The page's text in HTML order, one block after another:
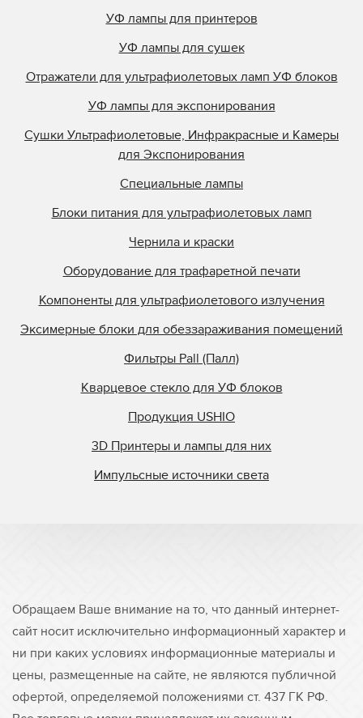
УФ лампы для принтеров
УФ лампы для сушек
Отражатели для ультрафиолетовых ламп УФ блоков
УФ лампы для экспонирования
Сушки Ультрафиолетовые, Инфракрасные и Камеры
для Экспонирования
Специальные лампы
Блоки питания для ультрафиолетовых ламп
Чернила и краски
Оборудование для трафаретной печати
Компоненты для ультрафиолетового излучения
Эксимерные блоки для обеззараживания помещений
Фильтры Pall (Палл)
Кварцевое стекло для УФ блоков
Продукция USHIO
3D Принтеры и лампы для них
Импульсные источники света
Обращаем Ваше внимание на то, что данный интернет-
сайт носит исключительно информационный характер и
ни при каких условиях информационные материалы и
цены, размещенные на сайте, не являются публичной
офертой, определяемой положениями ст. 437 ГК РФ.